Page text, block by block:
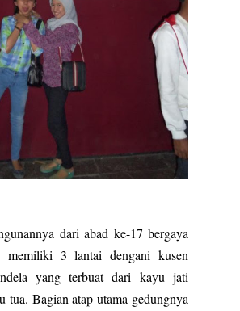
dari abad ke-17 bergaya
memiliki 3 lantai dengani kusen
yang terbuat dari kayu jati
tua. Bagian atap utama gedungnya